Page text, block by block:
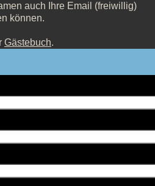
auch Ihre Email (freiwillig)
können.
Gästebuch.